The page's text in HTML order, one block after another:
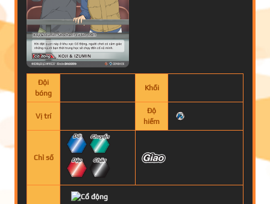
Đội
bóng
Khối
Vị trí
Độ
hiếm
Chỉ số